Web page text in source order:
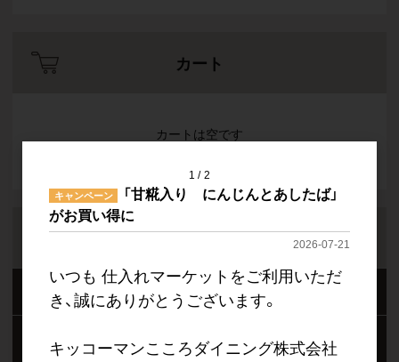
カート
カートは空です
メーカー別
商品分類別
1 2
キャンペーン
「甘糀入り にんじんとあしたば」
がお買い得に
2026-07-21
いつも 仕入れマーケットをご利用いただ
き、誠にありがとうございます。
キッコーマンこころダイニング株式会社